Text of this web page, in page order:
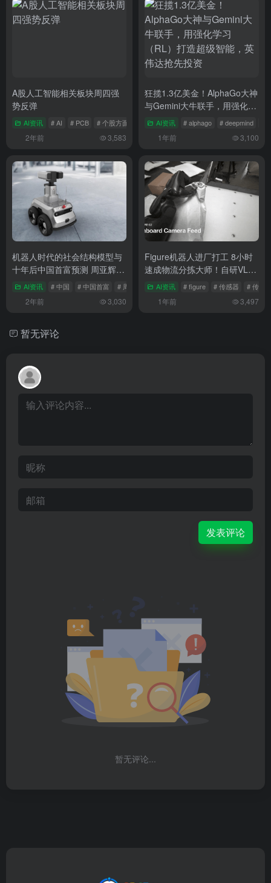
A股人工智能相关板块周四强
势反弹
AI资讯 # AI # PCB # 个股方面
2年前 3,583
狂揽1.3亿美金！AlphaGo大神
与Gemini大牛联手，用强化学
习（RL）打造超级智能，英伟
AI资讯 # alphago # deepmind
1年前 3,100
机器人时代的社会结构模型与
十年后中国首富预测 周亚辉投
资笔记
AI资讯 # 中国 # 中国首富 # 周亚辉
2年前 3,030
Figure机器人进厂打工 8小时
速成物流分拣大师！自研VLA
模型全面升级
AI资讯 # figure # 传感器 # 传送
1年前 3,497
暂无评论
发表评论
暂无评论...